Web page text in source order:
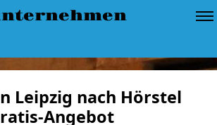
Leipzig nach Hörstel
Angebot